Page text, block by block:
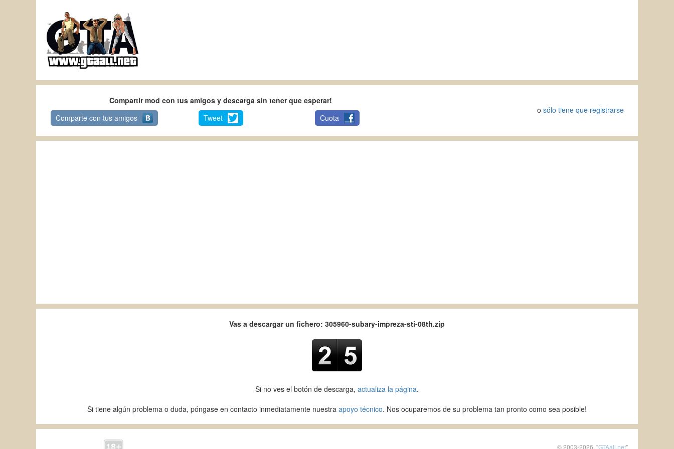
Compartir mod con tus amigos y descarga sin tener que esperar!
Comparte con tus amigos
Tweet Cuota
osólo tiene que registrarse
Vas a descargar un fichero: 305960-subary-impreza-sti-08th.zip
Si no ves el botón de descarga, actualiza la página.
Si tiene algún problema o duda, póngase en contacto inmediatamente nuestra apoyo técnico. Nos ocuparemos de su problema tan pronto como sea posible!
© 2003-2026, "GTAall.net"